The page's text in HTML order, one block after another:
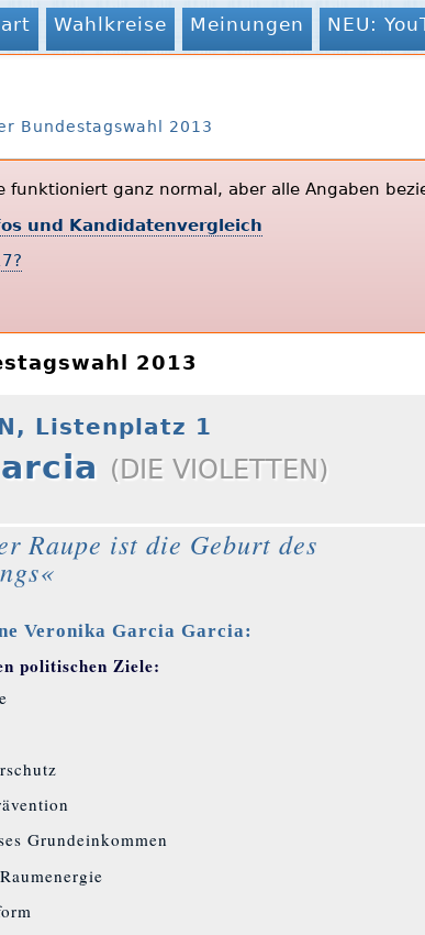
Wahlkreise Meinungen NEU:
Bundestagswahl 2013
funktioniert ganz normal, aber alle Angaben
und Kandidatenvergleich
2013
Listenplatz 1
(DIE VIOLETTEN)
Raupe ist die Geburt des
Veronika Garcia Garcia:
politischen Ziele:
Grundeinkommen